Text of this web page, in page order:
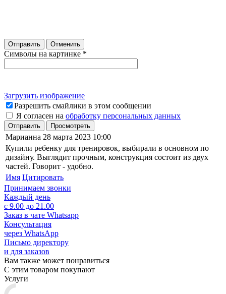
Отправить Отменить
Символы на картинке *
Загрузить изображение
Разрешить смайлики в этом сообщении
Я согласен на обработку персональных данных
Отправить Просмотреть
Марианна 28 марта 2023 10:00
Купили ребенку для тренировок, выбирали в основном по
дизайну. Выглядит прочным, конструкция состоит из двух
частей. Говорит - удобно.
Имя Цитировать
Принимаем звонки
Каждый день
с 9.00 до 21.00
Заказ в чате Whatsapp
Консультация
через WhatsApp
Письмо директору
и для заказов
Вам также может понравиться
С этим товаром покупают
Услуги